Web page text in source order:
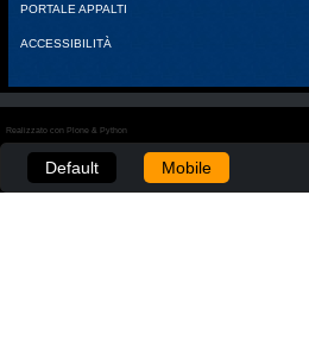
PORTALE APPALTI
ACCESSIBILITÀ
Realizzato con Plone & Python
Default Mobile